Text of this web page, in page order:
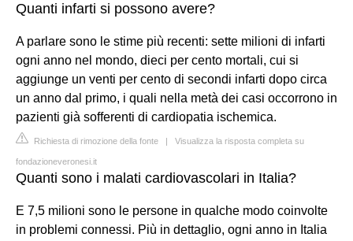
Quanti infarti si possono avere?
A parlare sono le stime più recenti: sette milioni di infarti
ogni anno nel mondo, dieci per cento mortali, cui si
aggiunge un venti per cento di secondi infarti dopo circa
un anno dal primo, i quali nella metà dei casi occorrono in
pazienti già sofferenti di cardiopatia ischemica.
Richiesta di rimozione della fonte | Visualizza la risposta completa su
fondazioneveronesi.it
Quanti sono i malati cardiovascolari in Italia?
E 7,5 milioni sono le persone in qualche modo coinvolte
in problemi connessi. Più in dettaglio, ogni anno in Italia